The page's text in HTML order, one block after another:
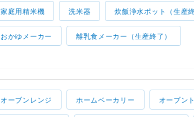
家庭用精米機 洗米器 炊飯浄水ポット（生産終
おかゆメーカー 離乳食メーカー（生産終了）
オーブンレンジ ホームベーカリー オーブン